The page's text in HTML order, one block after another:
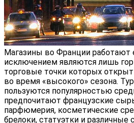
Магазины во Франции работают
исключением являются лишь
торговые точки которых
во время «высокого» сезона.
пользуются популярностью
предпочитают французские
парфюмерия, косметические
брелоки, статуэтки и